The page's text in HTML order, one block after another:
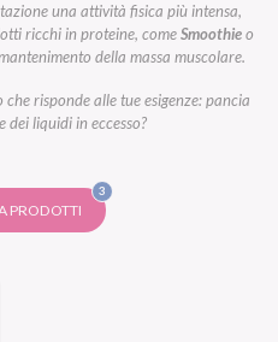
una attività fisica più intensa,
ricchi in proteine, comeSmoothieo
della massa muscolare.
risponde alle tue esigenze: pancia
liquidi in eccesso?
PRODOTTI
3FILTRI
SELEZIONATI